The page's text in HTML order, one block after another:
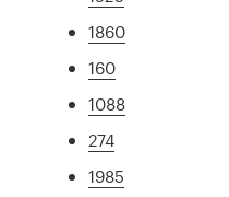
1860
160
1088
274
1985